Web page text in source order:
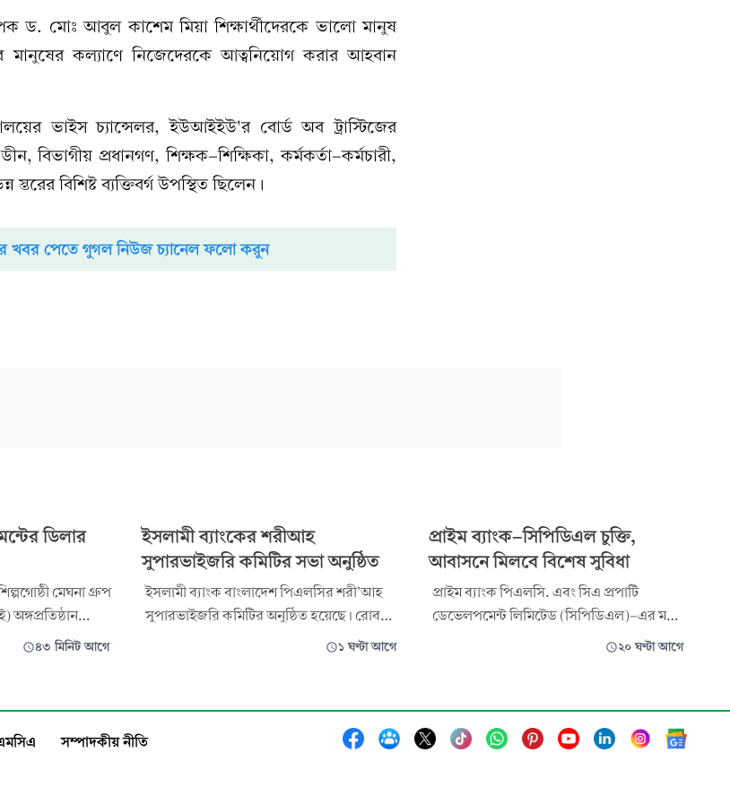
ড. মোঃ আবুল কাশেম মিয়া শিক্ষার্থীদেরকে ভালো মানুষ
মানুষের কল্যাণে নিজেদেরকে আত্বনিয়োগ করার আহবান
ভাইস চ্যান্সেলর, ইউআইইউ'র বোর্ড অব ট্রাস্টিজের
বিভাগীয় প্রধানগণ, শিক্ষক-শিক্ষিকা, কর্মকর্তা-কর্মচারী,
স্তরের বিশিষ্ট ব্যক্তিবর্গ উপস্থিত ছিলেন।
খবর পেতে গুগল নিউজ চ্যানেল ফলো করুন
ডিলার
মেঘনা গ্রুপ
কনফারেন্সে
৪৩ মিনিট আগে
ইসলামী ব্যাংকের শরীআহ
সুপারভাইজরি কমিটির সভা অনুষ্ঠিত
ইসলামী ব্যাংক বাংলাদেশ পিএলসির শরী’আহ
সুপারভাইজরি কমিটির অনুষ্ঠিত হয়েছে। রোববার
(৯ আগস্ট) ইসলামী ব্যাংক টাওয়ারে এ সভার
শামসুদ্দীন জিয়া এতে সভাপতিত্ব করেন। সভায়
ব্যাংকের শরী’আহ সুপারভাইজারি কমিটির সদস্য
১ ঘণ্টা আগে
প্রাইম ব্যাংক-সিপিডিএল চুক্তি,
আবাসনে মিলবে বিশেষ সুবিধা
প্রাইম ব্যাংক পিএলসি. এবং সিএ প্রপার্টি
ডেভেলপমেন্ট লিমিটেড (সিপিডিএল)-এর মধ্যে
একটি সমঝোতা চুক্তি স্বাক্ষরিত হয়েছে। এখন
বিশেষ মূল্যছাড়ের সুবিধা পাবেন। রাজধানীর
বনানীতে অবস্থিত সিপিডিএল-এর করপোরেট
কার্যালয়ে
২০ ঘণ্টা আগে
সম্পাদকীয় নীতি